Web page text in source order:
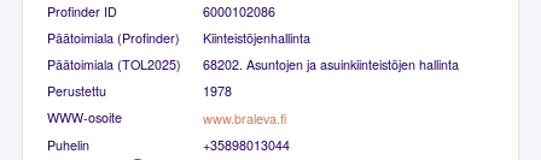
Profinder ID
6000102086
Päätoimiala (Profinder)
Kiinteistöjenhallinta
Päätoimiala (TOL2025)
68202. Asuntojen ja asuinkiinteistöjen hallinta
Perustettu
1978
WWW-osoite
www.braleva.fi
Puhelin
+35898013044